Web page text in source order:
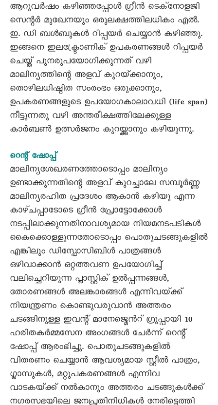
ആറുവർഷം കഴിഞ്ഞപ്പോൾ ഗ്രീൻ ടെക്നോളജി
സെന്റർ മുഖേനയും ഒരുലക്ഷത്തിലധികം എൽ.
ഇ. ഡി ബൾബുകൾ റിപ്പയർ ചെയ്യാൻ കഴിഞ്ഞു.
ഇങ്ങനെ ഇലക്ട്രോണിക് ഉപകരണങ്ങൾ റിപ്പയർ
ചെയ്ത് പുനരുപയോഗിക്കുന്നത് വഴി
മാലിന്യത്തിന്റെ അളവ് കുറയ്‌ക്കാനും,
തൊഴിലധിഷ്ഠിത സംരംഭം ഒരുക്കാനും,
ഉപകരണങ്ങളുടെ ഉപയോഗകാലാവധി (life span)
നീട്ടുന്നതു വഴി അന്തരീക്ഷത്തിലേക്കുള്ള
കാർബൺ ഉത്സർജനം കുറയ്ക്കാനും കഴിയുന്നു.
റെന്റ് ഷോപ്പ്
മാലിന്യശേഖരണത്തോടൊപ്പം മാലിന്യം
ഉണ്ടാക്കുന്നതിന്റെ അളവ് കുറച്ചാലേ സമ്പൂർണ്ണ
മാലിന്യരഹിത പ്രദേശം ആകാൻ കഴിയൂ എന്ന
കാഴ്ചപ്പാടോടെ ഗ്രീൻ പ്രോട്ടോക്കോൾ
നടപ്പിലാക്കുന്നതിനാവശ്യമായ നിയമനടപടികൾ
കൈക്കൊള്ളുന്നതോടൊപ്പം പൊതുചടങ്ങുകളിൽ
എങ്കിലും ഡിസ്പോസിബിൾ പാത്രങ്ങൾ
ഒഴിവാക്കാൻ ഒറ്റത്തവണ ഉപയോഗിച്ച്
വലിച്ചെറിയുന്ന പ്ലാസ്റ്റിക് ഉൽപ്പന്നങ്ങൾ,
തോരണങ്ങൾ അലങ്കാരങ്ങൾ എന്നിവയ്‌ക്ക്
നിയന്ത്രണം കൊണ്ടുവരുവാൻ അത്തരം
ചടങ്ങിനുള്ള ഇവന്റ് മാനേജ്മെൻറ് ഗ്രൂപ്പായി 10
ഹരിതകർമ്മസേന അംഗങ്ങൾ ചേർന്ന് റെന്റ്
ഷോപ്പ് ആരംഭിച്ചു. പൊതുചടങ്ങുകളിൽ
വിതരണം ചെയ്യാൻ ആവശ്യമായ സ്റ്റീൽ പാത്രം,
ഗ്ലാസുകൾ, മറ്റുപകരണങ്ങൾ എന്നിവ
വാടകയ്‌ക്ക് നൽകാനും അത്തരം ചടങ്ങുകൾക്ക്